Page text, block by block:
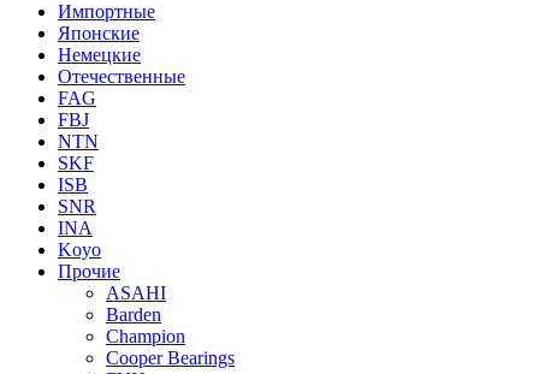
Импортные
Японские
Немецкие
Отечественные
FAG
FBJ
NTN
SKF
ISB
SNR
INA
Koyo
Прочие
ASAHI
Barden
Champion
Cooper Bearings